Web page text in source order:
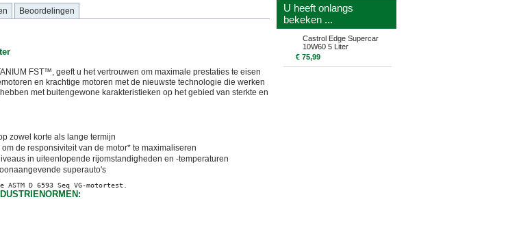
Beoordelingen
FST™, geeft u het vertrouwen om maximale prestaties te eisen
en krachtige motoren met de nieuwste technologie die werken
met buitengewone karakteristieken op het gebied van sterkte en
zowel korte als lange termijn
de responsiviteit van de motor* te maximaliseren
in uiteenlopende rijomstandigheden en -temperaturen
superauto's
U heeft onlangs
bekeken ...
Castrol Edge Supercar
10W60 5 Liter
€ 75,99